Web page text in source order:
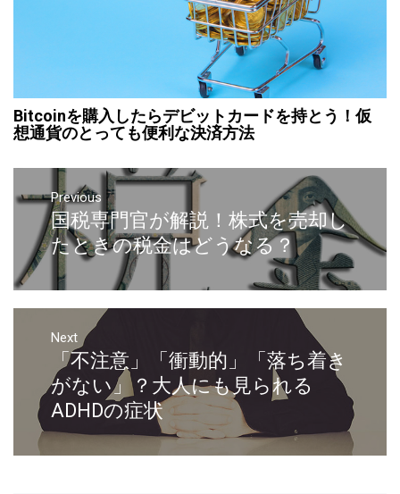
Bitcoinを購入したらデビットカードを持とう！仮
想通貨のとっても便利な決済方法
Previous
国税専門官が解説！株式を売却し
たときの税金はどうなる？
Next
「不注意」「衝動的」「落ち着き
がない」？大人にも見られる
ADHDの症状